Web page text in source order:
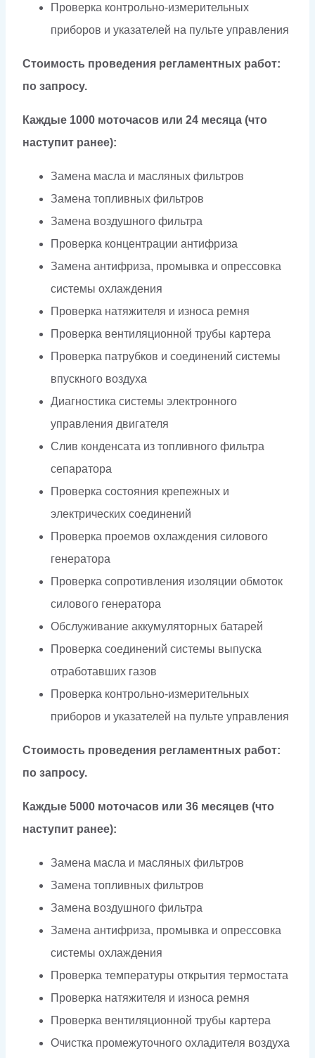
Проверка контрольно-измерительных
приборов и указателей на пульте управления
Стоимость проведения регламентных работ:
по запросу.
Каждые 1000 моточасов или 24 месяца (что
наступит ранее):
Замена масла и масляных фильтров
Замена топливных фильтров
Замена воздушного фильтра
Проверка концентрации антифриза
Замена антифриза, промывка и опрессовка
системы охлаждения
Проверка натяжителя и износа ремня
Проверка вентиляционной трубы картера
Проверка патрубков и соединений системы
впускного воздуха
Диагностика системы электронного
управления двигателя
Слив конденсата из топливного фильтра
сепаратора
Проверка состояния крепежных и
электрических соединений
Проверка проемов охлаждения силового
генератора
Проверка сопротивления изоляции обмоток
силового генератора
Обслуживание аккумуляторных батарей
Проверка соединений системы выпуска
отработавших газов
Проверка контрольно-измерительных
приборов и указателей на пульте управления
Стоимость проведения регламентных работ:
по запросу.
Каждые 5000 моточасов или 36 месяцев (что
наступит ранее):
Замена масла и масляных фильтров
Замена топливных фильтров
Замена воздушного фильтра
Замена антифриза, промывка и опрессовка
системы охлаждения
Проверка температуры открытия термостата
Проверка натяжителя и износа ремня
Проверка вентиляционной трубы картера
Очистка промежуточного охладителя воздуха